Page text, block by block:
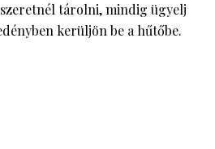
tárolni, mindig ügyelj
kerüljön be a hűtőbe.